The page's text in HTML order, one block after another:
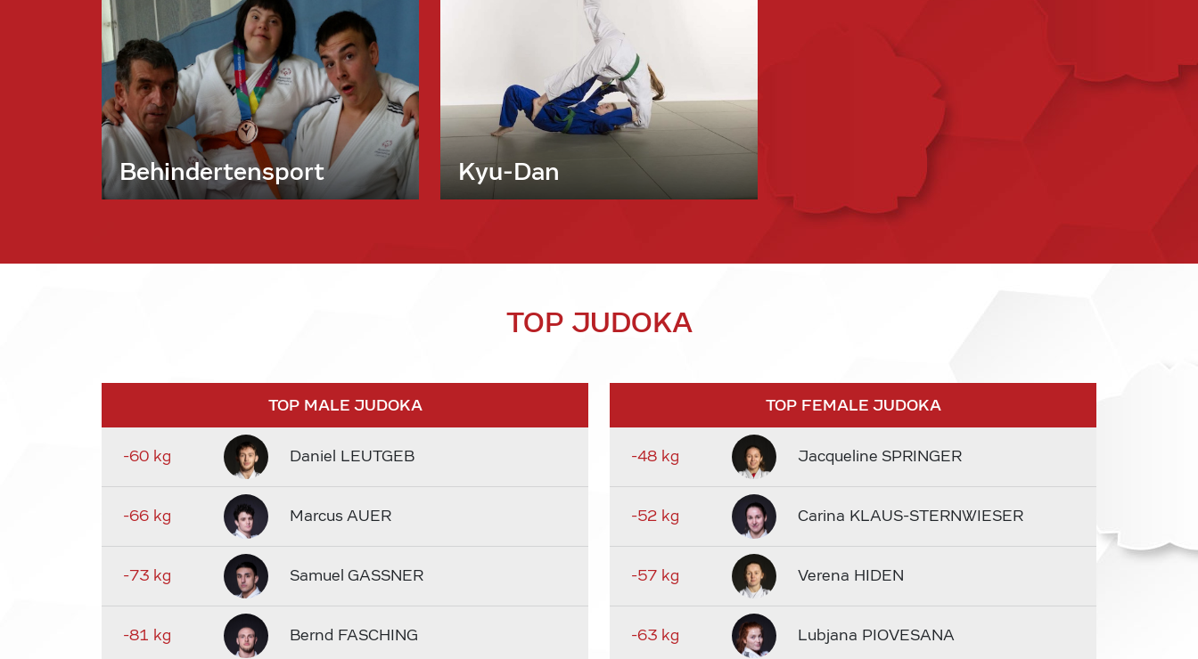
Behindertensport Kyu-Dan
TOP JUDOKA
TOP MALE JUDOKA
-60 kg Daniel LEUTGEB
-66 kg Marcus AUER
-73 kg Samuel GASSNER
-81 kg Bernd FASCHING
TOP FEMALE JUDOKA
-48 kg Jacqueline SPRINGER
-52 kg Carina KLAUS-STERNWIESER
-57 kg Verena HIDEN
-63 kg Lubjana PIOVESANA